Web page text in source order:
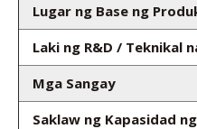
Lugar ng Base ng
Laki ng R&D / Teknikal
Mga Sangay
Saklaw ng Kapasidad